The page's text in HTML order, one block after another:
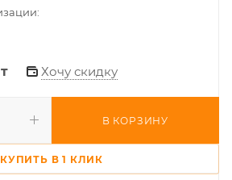
Хочу скидку
В КОРЗИНУ
КУПИТЬ В 1 КЛИК